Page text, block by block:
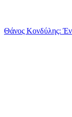
Θάνος Κονδύλης: